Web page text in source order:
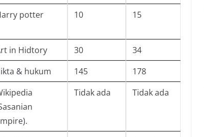
potter 10 15
in Hidtory 30
34
& hukum 145
178
Tidak ada Tidak ada